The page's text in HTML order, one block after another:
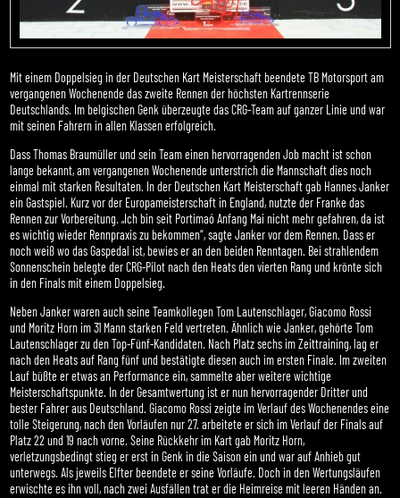
Mit einem Doppelsieg in der Deutschen Kart Meisterschaft beendete TB Motorsport am
vergangenen Wochenende das zweite Rennen der höchsten Kartrennserie
Deutschlands. Im belgischen Genk überzeugte das CRG-Team auf ganzer Linie und war
mit seinen Fahrern in allen Klassen erfolgreich.
Dass Thomas Braumüller und sein Team einen hervorragenden Job macht ist schon
lange bekannt, am vergangenen Wochenende unterstrich die Mannschaft dies noch
einmal mit starken Resultaten. In der Deutschen Kart Meisterschaft gab Hannes Janker
ein Gastspiel. Kurz vor der Europameisterschaft in England, nutzte der Franke das
Rennen zur Vorbereitung. „Ich bin seit Portimaó Anfang Mai nicht mehr gefahren, da ist
es wichtig wieder Rennpraxis zu bekommen“, sagte Janker vor dem Rennen. Dass er
noch weiß wo das Gaspedal ist, bewies er an den beiden Renntagen. Bei strahlendem
Sonnenschein belegte der CRG-Pilot nach den Heats den vierten Rang und krönte sich
in den Finals mit einem Doppelsieg.
Neben Janker waren auch seine Teamkollegen Tom Lautenschlager, Giacomo Rossi
und Moritz Horn im 31 Mann starken Feld vertreten. Ähnlich wie Janker, gehörte Tom
Lautenschlager zu den Top-Fünf-Kandidaten. Nach Platz sechs im Zeittraining, lag er
nach den Heats auf Rang fünf und bestätigte diesen auch im ersten Finale. Im zweiten
Lauf büßte er etwas an Performance ein, sammelte aber weitere wichtige
Meisterschaftspunkte. In der Gesamtwertung ist er nun hervorragender Dritter und
bester Fahrer aus Deutschland. Giacomo Rossi zeigte im Verlauf des Wochenendes eine
tolle Steigerung, nach den Vorläufen nur 27. arbeitete er sich im Verlauf der Finals auf
Platz 22 und 19 nach vorne. Seine Rückkehr im Kart gab Moritz Horn,
verletzungsbedingt stieg er erst in Genk in die Saison ein und war auf Anhieb gut
unterwegs. Als jeweils Elfter beendete er seine Vorläufe. Doch in den Wertungsläufen
erwischte es ihn voll, nach zwei Ausfällen trat er die Heimreise mit leeren Händen an.